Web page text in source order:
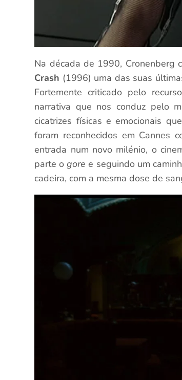
Na década de 1990, Cronenberg
Crash (1996) uma das suas
Fortemente criticado pelo
narrativa que nos conduz pelo
cicatrizes físicas e emocionais
foram reconhecidos em Cannes
entrada num novo milénio, o
parte ogoree seguindo um
cadeira, com a mesma dose de